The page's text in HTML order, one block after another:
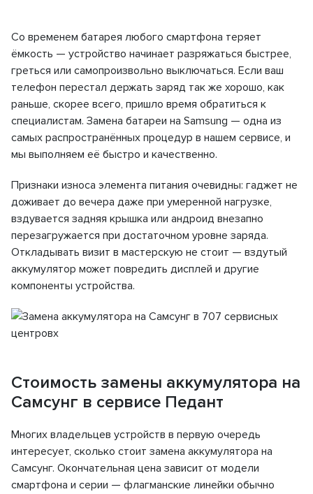
Со временем батарея любого смартфона теряет
ёмкость — устройство начинает разряжаться быстрее,
греться или самопроизвольно выключаться. Если ваш
телефон перестал держать заряд так же хорошо, как
раньше, скорее всего, пришло время обратиться к
специалистам. Замена батареи на Samsung — одна из
самых распространённых процедур в нашем сервисе, и
мы выполняем её быстро и качественно.
Признаки износа элемента питания очевидны: гаджет не
доживает до вечера даже при умеренной нагрузке,
вздувается задняя крышка или андроид внезапно
перезагружается при достаточном уровне заряда.
Откладывать визит в мастерскую не стоит — вздутый
аккумулятор может повредить дисплей и другие
компоненты устройства.
Стоимость замены аккумулятора на
Самсунг в сервисе Педант
Многих владельцев устройств в первую очередь
интересует, сколько стоит замена аккумулятора на
Самсунг. Окончательная цена зависит от модели
смартфона и серии — флагманские линейки обычно